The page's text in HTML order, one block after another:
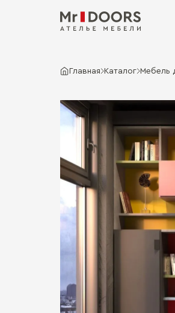
Главная Каталог Мебель